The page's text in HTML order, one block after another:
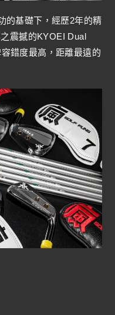
的基礎下，經歷2年的精
震撼的KYOEI Dual
錯度最高，距離最遠的